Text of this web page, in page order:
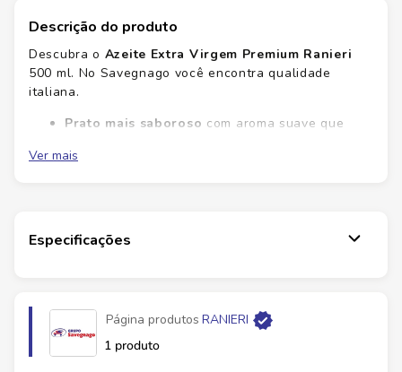
Descrição do produto
Descubra o Azeite Extra Virgem Premium Ranieri
500 ml. No Savegnago você encontra qualidade
italiana.
Prato mais saboroso com aroma suave que
Versatilidade
Consistência de sabor para uso diário
finalizações. Verifique a embalagem para informações
de alérgenos e glúten. Garanta já o seu e leve
qualidade premium para a cozinha. Compre agora e
receba rápido.
Ver mais
Especificações
Página produtos RANIERI
1 produto